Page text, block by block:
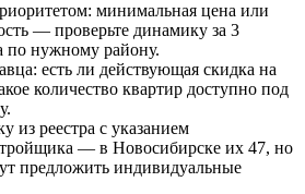
минимальная цена или
— проверьте динамику за 3
по нужному району.
есть ли действующая скидка на
количество квартир доступно под
из реестра с указанием
— в Новосибирске их 47, но
предложить индивидуальные